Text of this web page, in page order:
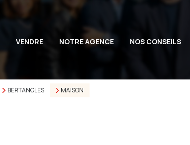
VENDRE NOTRE AGENCE NOS CONSEILS
BERTANGLES MAISON